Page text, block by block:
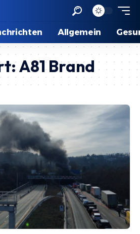
Allgemein
A81 Brand